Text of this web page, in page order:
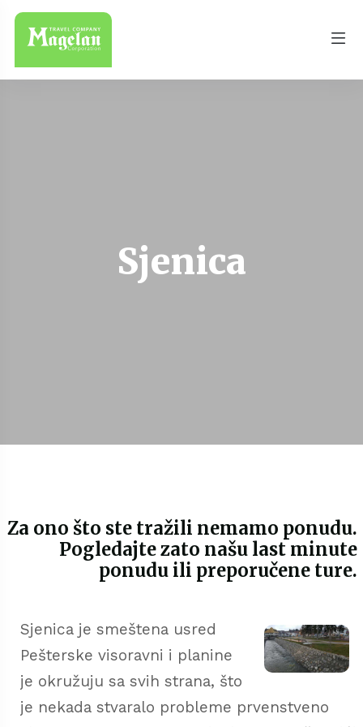
Sjenica
Za ono što ste tražili nemamo ponudu.
Pogledajte zato našu last minute
ponudu ili preporučene ture.
Sjenica je smeštena usred
Pešterske visoravni i planine
je okružuju sa svih strana, što
je nekada stvaralo probleme prvenstveno